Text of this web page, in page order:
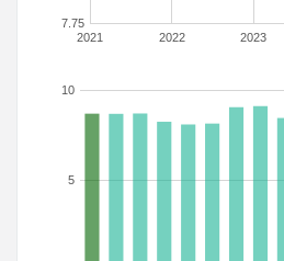
2021 2022 2023
7.75
5
10